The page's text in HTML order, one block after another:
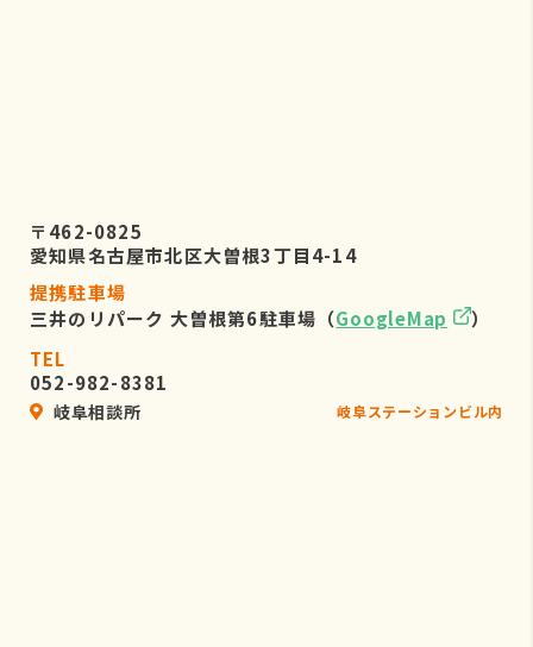
〒462-0825
愛知県名古屋市北区大曽根3丁目4-14
提携駐車場
三井のリパーク 大曽根第6駐車場（GoogleMap
）
TEL
052-982-8381
岐阜相談所 岐阜ステーションビル内